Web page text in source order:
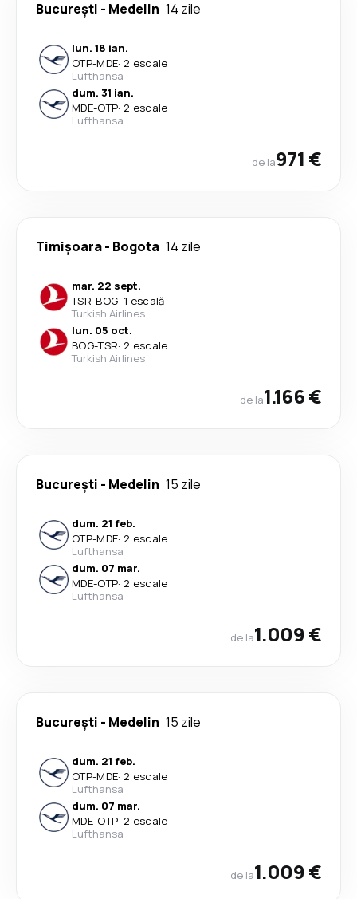
București - Medelin 14 zile
lun. 18 ian.
OTP-MDE· 2 escale
Lufthansa
dum. 31 ian.
MDE-OTP· 2 escale
Lufthansa
de la971 €
Timișoara- Bogota 14 zile
mar. 22 sept.
TSR-BOG· 1 escală
Turkish Airlines
lun. 05 oct.
BOG-TSR· 2 escale
Turkish Airlines
de la1.166 €
București - Medelin 15 zile
dum. 21 feb.
OTP-MDE· 2 escale
Lufthansa
dum. 07 mar.
MDE-OTP· 2 escale
Lufthansa
de la1.009 €
București - Medelin 15 zile
dum. 21 feb.
OTP-MDE· 2 escale
Lufthansa
dum. 07 mar.
MDE-OTP· 2 escale
Lufthansa
de la1.009 €